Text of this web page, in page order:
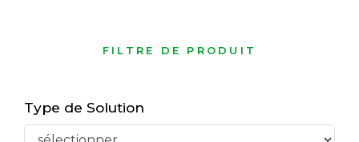
FILTRE DE PRODUIT
Type de Solution